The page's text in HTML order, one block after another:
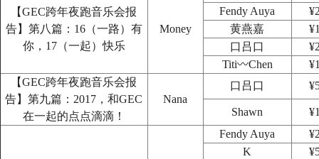
【GEC跨年夜跑音乐会报
告】第八篇：16（一路）有
你，17（一起）快乐
Money
Fendy Auya
黄燕嘉
口吕口
Titi〰Chen
【GEC跨年夜跑音乐会报
告】第九篇：2017，和GEC
在一起的点点滴滴！
Nana
口吕口
Shawn
Fendy Auya
K